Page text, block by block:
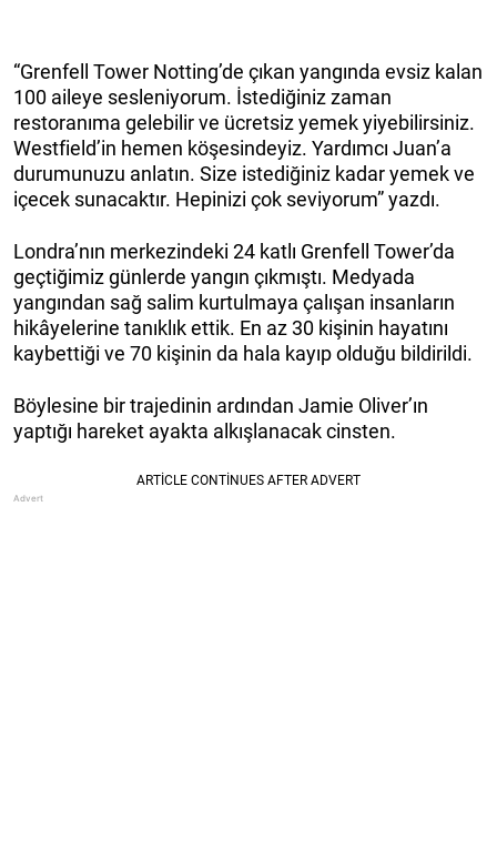
“Grenfell Tower Notting’de çıkan yangında evsiz kalan
100 aileye sesleniyorum. İstediğiniz zaman
restoranıma gelebilir ve ücretsiz yemek yiyebilirsiniz.
Westfield’in hemen köşesindeyiz. Yardımcı Juan’a
durumunuzu anlatın. Size istediğiniz kadar yemek ve
içecek sunacaktır. Hepinizi çok seviyorum” yazdı.
Londra’nın merkezindeki 24 katlı Grenfell Tower’da
geçtiğimiz günlerde yangın çıkmıştı. Medyada
yangından sağ salim kurtulmaya çalışan insanların
hikâyelerine tanıklık ettik. En az 30 kişinin hayatını
kaybettiği ve 70 kişinin da hala kayıp olduğu bildirildi.
Böylesine bir trajedinin ardından Jamie Oliver’ın
yaptığı hareket ayakta alkışlanacak cinsten.